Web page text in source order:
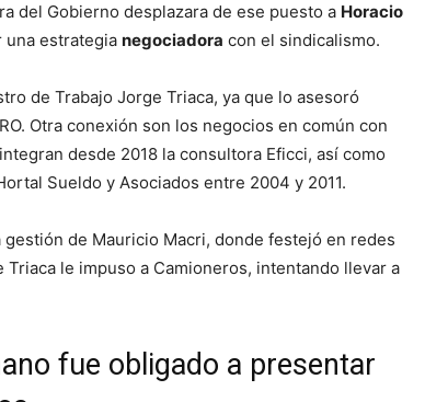
del Gobierno desplazara de ese puesto a Horacio
una estrategia negociadora con el sindicalismo.
de Trabajo Jorge Triaca, ya que lo asesoró
Otra conexión son los negocios en común con
desde 2018 la consultora Eficci, así como
Sueldo y Asociados entre 2004 y 2011.
gestión de Mauricio Macri, donde festejó en redes
le impuso a Camioneros, intentando llevar a
fue obligado a presentar